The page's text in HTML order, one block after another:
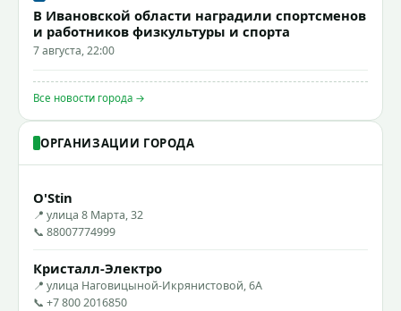
В Ивановской области наградили спортсменов
и работников физкультуры и спорта
7 августа, 22:00
Все новости города →
ОРГАНИЗАЦИИ ГОРОДА
O'Stin
📍 улица 8 Марта, 32
📞 88007774999
Кристалл-Электро
📍 улица Наговицыной-Икрянистовой, 6А
📞 +7 800 2016850